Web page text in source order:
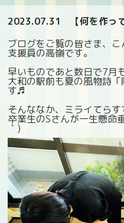
2023.07.31
【何を作っ
ブログをご覧の皆さま、こ
支援員の高嶺です。
早いものであと数日で7月
大和の駅前も夏の風物詩
す♬
そんななか、ミライてら
卒業生のSさんが一生懸命
｀)